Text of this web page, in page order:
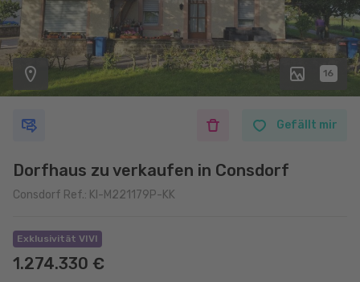
16
Gefällt mir
Dorfhaus zu verkaufen in Consdorf
Consdorf Ref.: KI-M221179P-KK
Exklusivität VIVI
1.274.330 €